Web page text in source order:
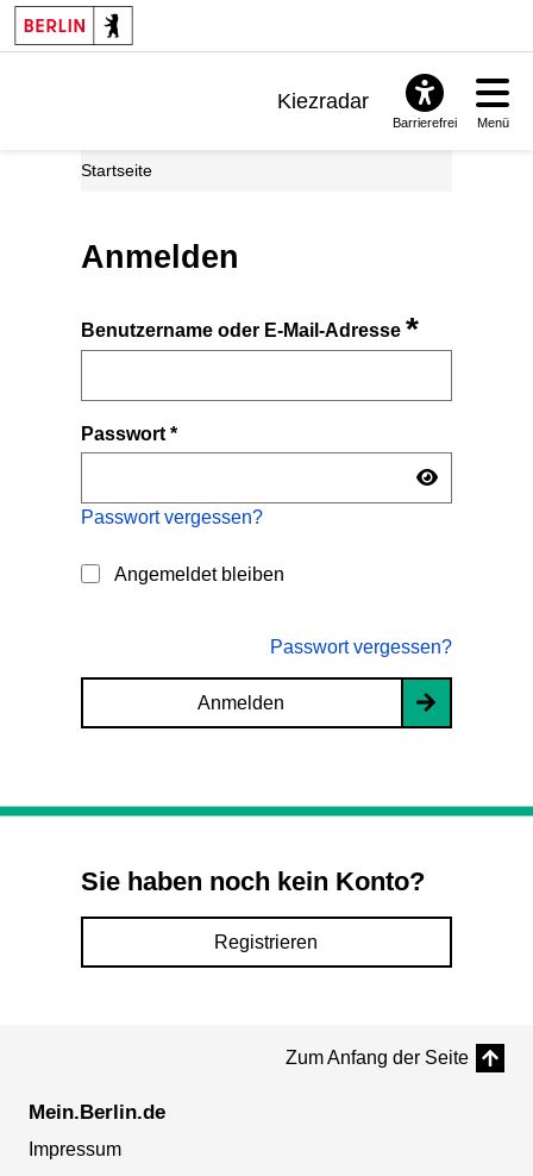
Kiezradar
Barrierefrei Menü
Startseite
Anmelden
Benutzername oder E-Mail-Adresse*
Passwort*
Passwort vergessen?
Angemeldet bleiben
Passwort vergessen?
Anmelden
Sie haben noch kein Konto?
Registrieren
Zum Anfang der Seite
Mein.Berlin.de
Impressum